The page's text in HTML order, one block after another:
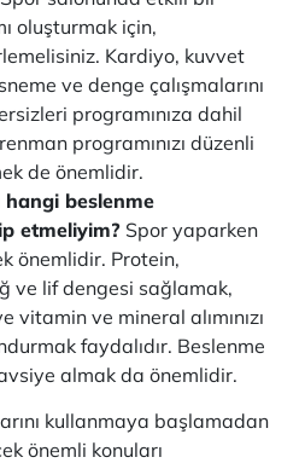
oluşturmak için,
Kardiyo, kuvvet
ve denge çalışmalarını
programınıza dahil
programınızı düzenli
de önemlidir.
beslenme
etmeliyim? Spor yaparken
önemlidir. Protein,
ve lif dengesi sağlamak,
vitamin ve mineral alımınızı
faydalıdır. Beslenme
almak da önemlidir.
kullanmaya başlamadan
önemli konuları